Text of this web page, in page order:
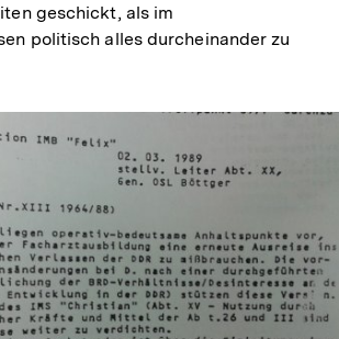
geschickt, als im
politisch alles durcheinander zu